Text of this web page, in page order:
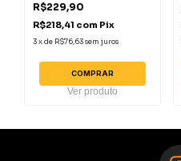
R$229,90
R$218,41 com Pix
3xde R$76,63sem juros
COMPRAR
Ver produto